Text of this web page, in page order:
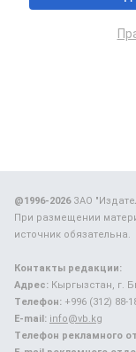
@1996-2026ЗАО
При размещении
источник обязательна.
Контакты редакции:
Адрес: Кыргызстан, г.
Телефон: +996 (312) 88-
E-mail: info@vb.kg
Телефон рекламного